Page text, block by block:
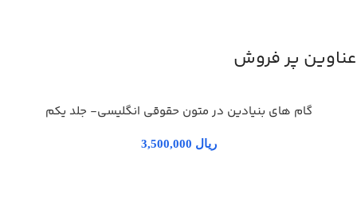
عناوین پر فروش
گام های بنیادین در متون حقوقي انگليسي- جلد يكم
ریال